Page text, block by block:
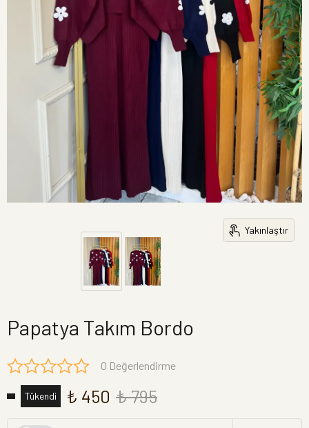
Yakınlaştır
Papatya Takım Bordo
0 Değerlendirme
Tükendi ₺ 450 ₺ 795